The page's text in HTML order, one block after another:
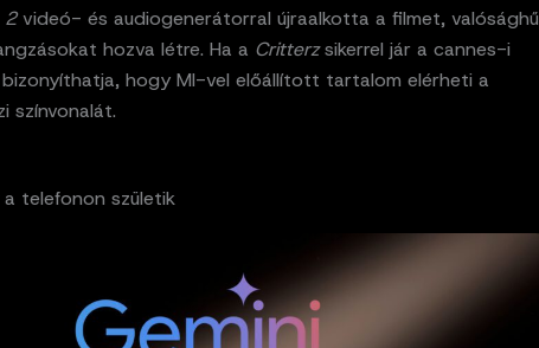
2videó- és audiogenerátorral újraalkotta a filmet, valósághű
hozva létre. Ha a Critterzsikerrel jár a cannes-i
hogy MI-vel előállított tartalom elérheti a
színvonalát.
telefonon születik